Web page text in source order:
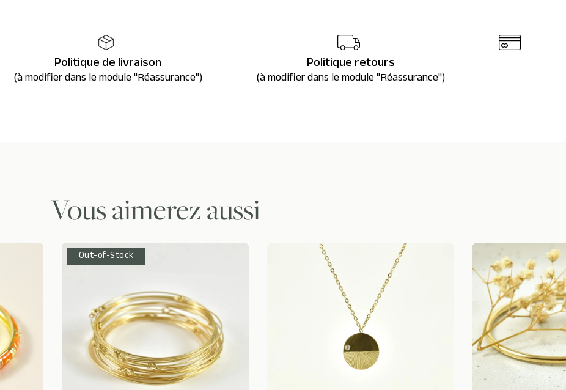
Politique de livraison
(à modifier dans le module "Réassurance")
Politique retours
(à modifier dans le module "Réassurance")
Vous aimerez aussi
Out-of-Stock